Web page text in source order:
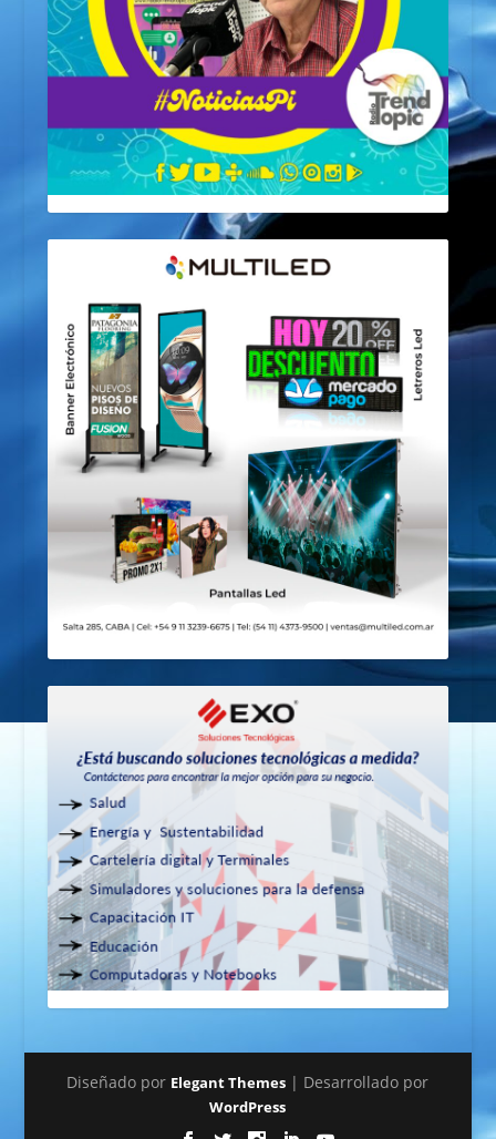
Diseñado por Elegant Themes | Desarrollado por
WordPress